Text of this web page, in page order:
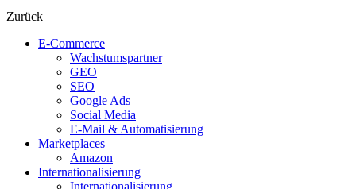
Zurück
E-Commerce
Wachstumspartner
GEO
SEO
Google Ads
Social Media
E-Mail & Automatisierung
Marketplaces
Amazon
Internationalisierung
Internationalisierung